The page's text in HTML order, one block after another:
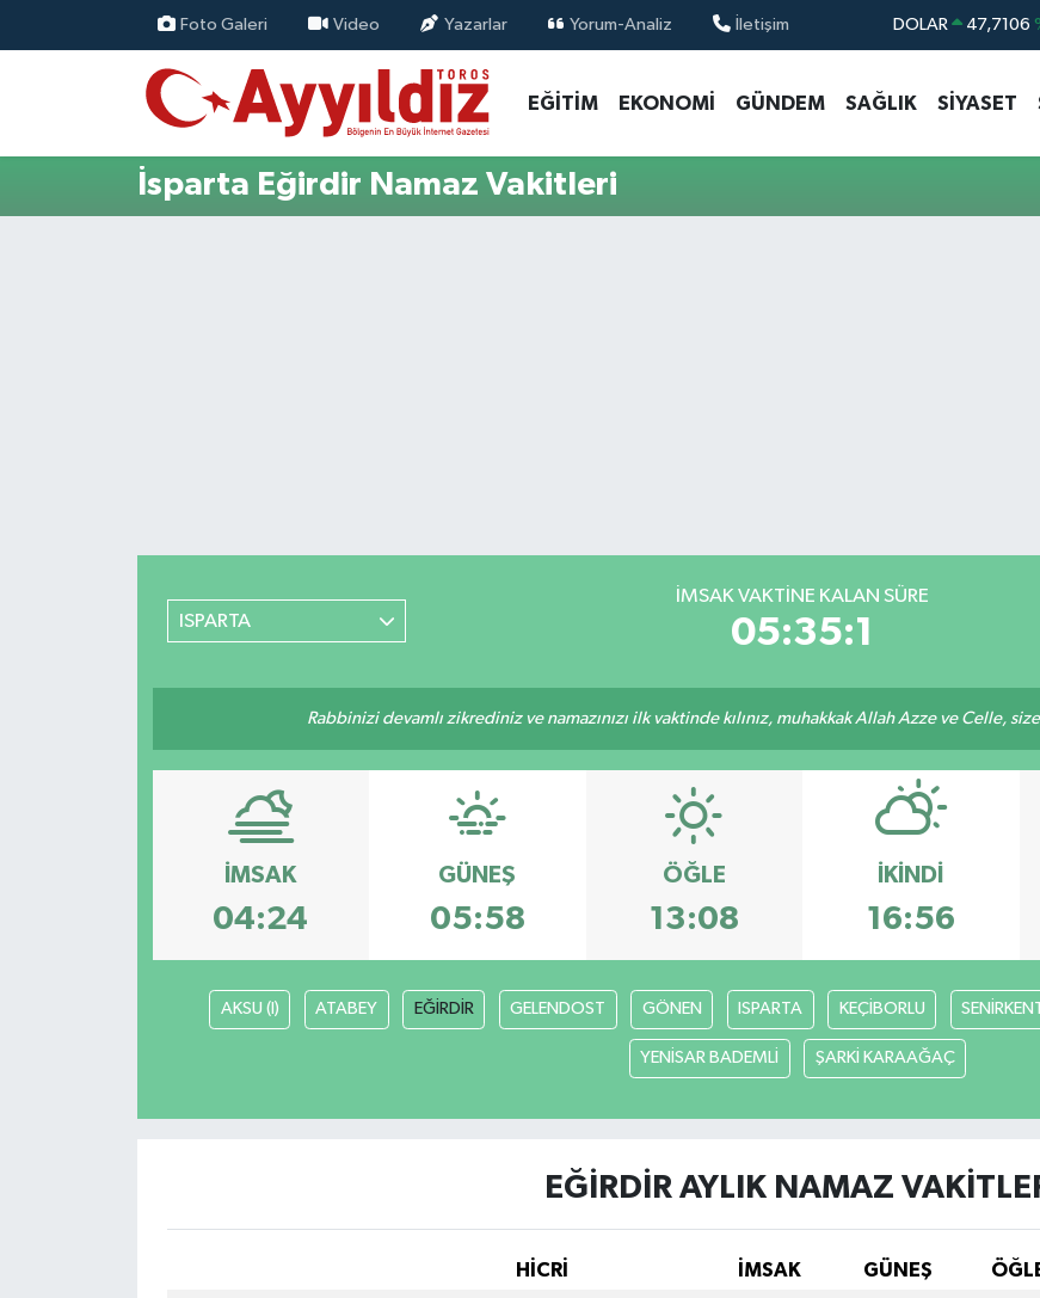
Foto Galeri Video Yazarlar Yorum-Analiz İletişim DOLAR 47,7106
STERLİN 64,4046
GRAM ALTIN 6648.99
EĞİTİM EKONOMİ GÜNDEM SAĞLIK SİYASET
İsparta Eğirdir Namaz Vakitleri
ISPARTA
İMSAK VAKTINE KALAN SÜRE
05:35:1
Rabbinizi devamlı zikrediniz ve namazınızı ilk vaktinde kılınız, muhakkak Allah Azze ve Celle,
İMSAK
04:24
GÜNEŞ
05:58
ÖĞLE
13:08
İKINDI
16:56
AKSU (I) ATABEY EĞİRDİR GELENDOST GÖNEN ISPARTA KEÇİBORLU
YENİSAR BADEMLİ ŞARKİ KARAAĞAÇ
EĞİRDİR AYLIK NAMAZ
HİCRİ İMSAK GÜNEŞ